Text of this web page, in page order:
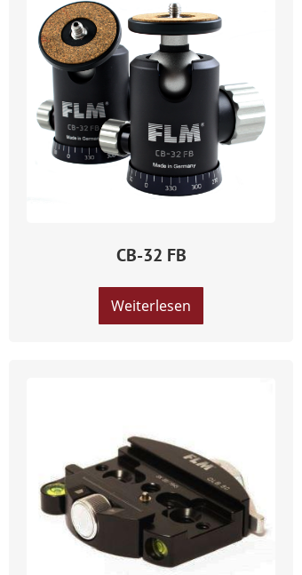
CB-32 FB
Weiterlesen